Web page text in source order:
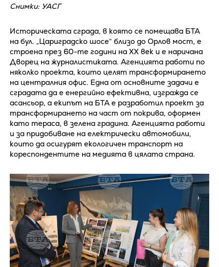
Снимки: УАСГ
Историческата сграда, в която се помещава БТА
на бул. „Цариградско шосе“ близо до Орлов мост, е
строена през 60-те години на XX век и е наричана
Дворец на журналистиката. Агенцията работи по
няколко проекта, които целят трансформирането
на централния офис. Една от основните задачи е
сградата да е енергийно ефективна, изгражда се
асансьор, а екипът на БТА е разработил проект за
трансформирането на част от покрива, оформен
като тераса, в зелена градина. Агенцията работи
и за придобиване на електрически автомобили,
които да осигурят екологичен транспорт на
кореспондентите на медията в цялата страна.